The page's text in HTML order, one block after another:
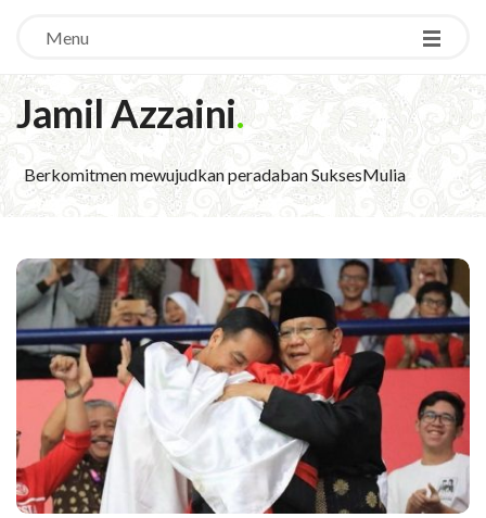
Menu
Jamil Azzaini.
Berkomitmen mewujudkan peradaban SuksesMulia